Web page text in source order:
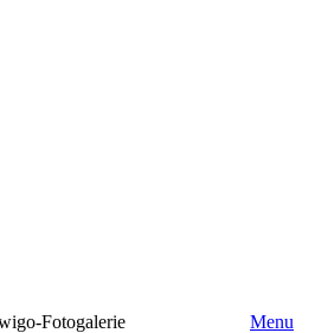
Fotogalerie
Menu